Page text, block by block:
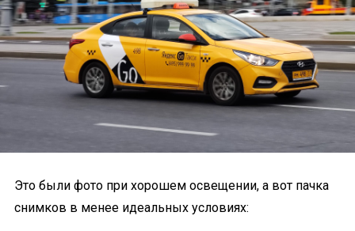
Это были фото при хорошем освещении, а вот пачка
снимков в менее идеальных условиях: